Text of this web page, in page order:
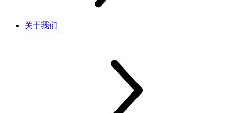
关于我们